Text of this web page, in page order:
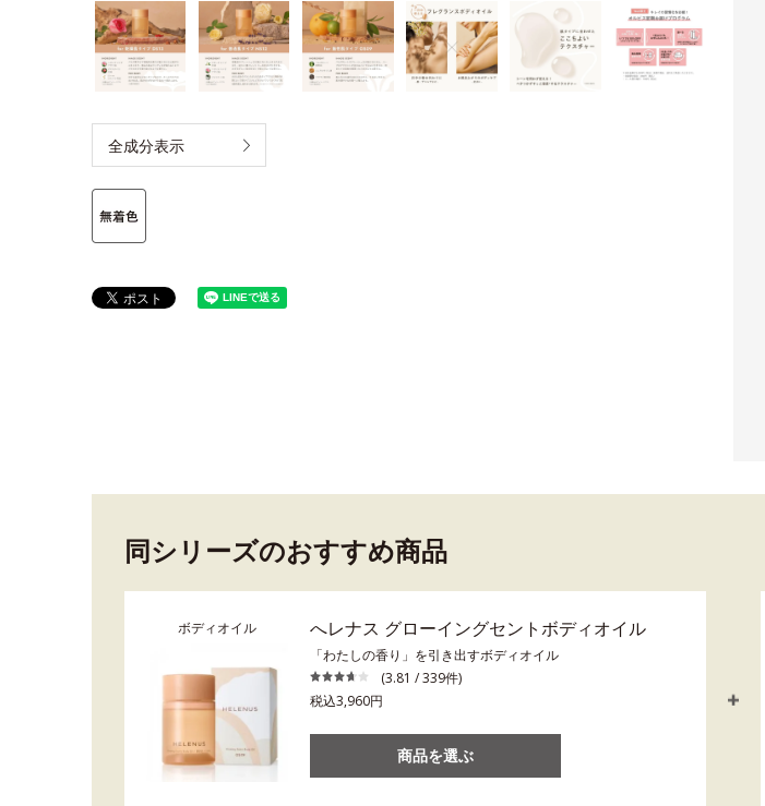
全成分表示
同シリーズのおすすめ商品
ボディオイル へレナス グローイングセントボディオイル
「わたしの香り」を引き出すボディオイル
(3.81 / 339件)
税込3,960円
商品を選ぶ